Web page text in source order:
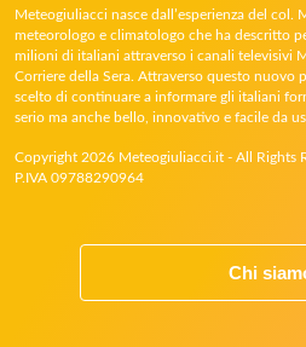
Meteogiuliacci nasce dall’esperienza del
meteorologo e climatologo che ha descritto
milioni di italiani attraverso i canali televisivi
Corriere della Sera. Attraverso questo nuovo
scelto di continuare a informare gli italiani
serio ma anche bello, innovativo e facile da
Copyright 2026 Meteogiuliacci.it - All Rights
P.IVA 09788290964
Chi